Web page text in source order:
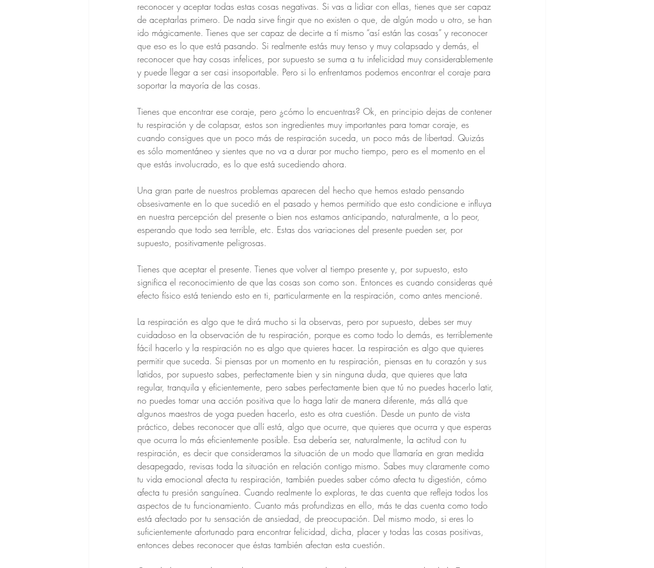
reconocer y aceptar todas estas cosas negativas. Si vas a lidiar con ellas, tienes que ser capaz
de aceptarlas primero. De nada sirve fingir que no existen o que, de algún modo u otro, se han
ido mágicamente. Tienes que ser capaz de decirte a tí mismo “así están las cosas” y reconocer
que eso es lo que está pasando. Si realmente estás muy tenso y muy colapsado y demás, el
reconocer que hay cosas infelices, por supuesto se suma a tu infelicidad muy considerablemente
y puede llegar a ser casi insoportable. Pero si lo enfrentamos podemos encontrar el coraje para
soportar la mayoría de las cosas.
Tienes que encontrar ese coraje, pero ¿cómo lo encuentras? Ok, en principio dejas de contener
tu respiración y de colapsar, estos son ingredientes muy importantes para tomar coraje, es
cuando consigues que un poco más de respiración suceda, un poco más de libertad. Quizás
es sólo momentáneo y sientes que no va a durar por mucho tiempo, pero es el momento en el
que estás involucrado, es lo que está sucediendo ahora.
Una gran parte de nuestros problemas aparecen del hecho que hemos estado pensando
obsesivamente en lo que sucedió en el pasado y hemos permitido que esto condicione e influya
en nuestra percepción del presente o bien nos estamos anticipando, naturalmente, a lo peor,
esperando que todo sea terrible, etc. Estas dos variaciones del presente pueden ser, por
supuesto, positivamente peligrosas.
Tienes que aceptar el presente. Tienes que volver al tiempo presente y, por supuesto, esto
significa el reconocimiento de que las cosas son como son. Entonces es cuando consideras qué
efecto físico está teniendo esto en ti, particularmente en la respiración, como antes mencioné.
La respiración es algo que te dirá mucho si la observas, pero por supuesto, debes ser muy
cuidadoso en la observación de tu respiración, porque es como todo lo demás, es terriblemente
fácil hacerlo y la respiración no es algo que quieres hacer. La respiración es algo que quieres
permitir que suceda. Si piensas por un momento en tu respiración, piensas en tu corazón y sus
latidos, por supuesto sabes, perfectamente bien y sin ninguna duda, que quieres que lata
regular, tranquila y eficientemente, pero sabes perfectamente bien que tú no puedes hacerlo latir,
no puedes tomar una acción positiva que lo haga latir de manera diferente, más allá que
algunos maestros de yoga pueden hacerlo, esto es otra cuestión. Desde un punto de vista
práctico, debes reconocer que allí está, algo que ocurre, que quieres que ocurra y que esperas
que ocurra lo más eficientemente posible. Esa debería ser, naturalmente, la actitud con tu
respiración, es decir que consideramos la situación de un modo que llamaría en gran medida
desapegado, revisas toda la situación en relación contigo mismo. Sabes muy claramente como
tu vida emocional afecta tu respiración, también puedes saber cómo afecta tu digestión, cómo
afecta tu presión sanguínea. Cuando realmente lo exploras, te das cuenta que refleja todos los
aspectos de tu funcionamiento. Cuanto más profundizas en ello, más te das cuenta como todo
está afectado por tu sensación de ansiedad, de preocupación. Del mismo modo, si eres lo
suficientemente afortunado para encontrar felicidad, dicha, placer y todas las cosas positivas,
entonces debes reconocer que éstas también afectan esta cuestión.